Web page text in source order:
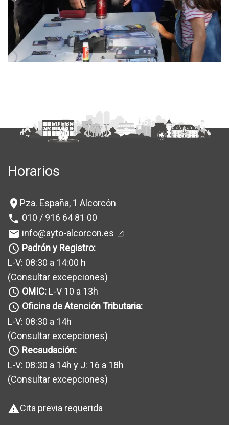
Horarios
location_on Pza. España, 1 Alcorcón
phone 010 / 916 64 81 00
mail info@ayto-alcorcon.es
query_builder Padrón y Registro:
L-V: 08:30 a 14:00 h
(Consultar excepciones)
query_builder OMIC: L-V 10 a 13h
query_builder Oficina de Atención Tributaria:
L-V: 08:30 a 14h
(Consultar excepciones)
query_builder Recaudación:
L-V: 08:30 a 14h y J: 16 a 18h
(Consultar excepciones)
warningCita previa requerida